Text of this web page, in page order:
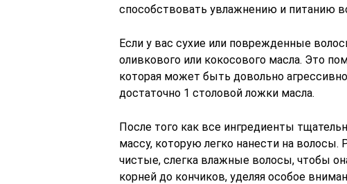
способствовать увлажнению и питанию
Если у вас сухие или поврежденные
оливкового или кокосового масла. Это
которая может быть довольно
достаточно 1 столовой ложки масла.
После того как все ингредиенты
массу, которую легко нанести на волосы.
чистые, слегка влажные волосы, чтобы
корней до кончиков, уделяя особое